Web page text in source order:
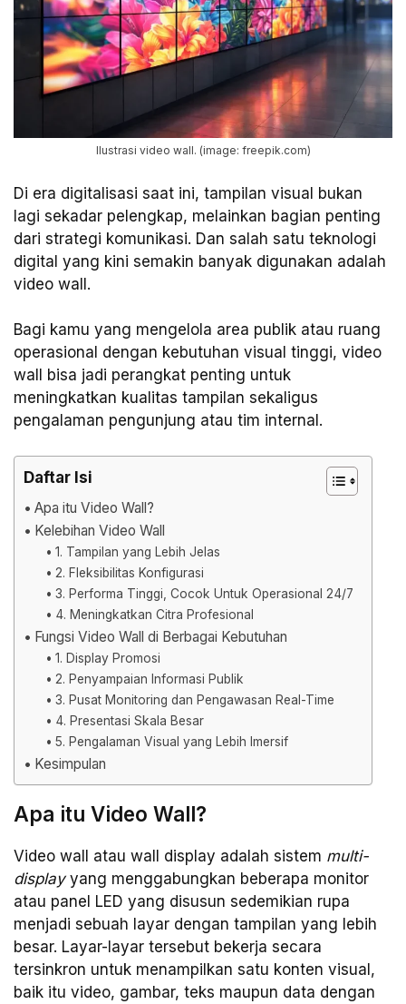
Ilustrasi video wall. (image: freepik.com)
Di era digitalisasi saat ini, tampilan visual bukan
lagi sekadar pelengkap, melainkan bagian penting
dari strategi komunikasi. Dan salah satu teknologi
digital yang kini semakin banyak digunakan adalah
video wall.
Bagi kamu yang mengelola area publik atau ruang
operasional dengan kebutuhan visual tinggi, video
wall bisa jadi perangkat penting untuk
meningkatkan kualitas tampilan sekaligus
pengalaman pengunjung atau tim internal.
Daftar Isi
Apa itu Video Wall?
Kelebihan Video Wall
1. Tampilan yang Lebih Jelas
2. Fleksibilitas Konfigurasi
3. Performa Tinggi, Cocok Untuk Operasional 24/7
4. Meningkatkan Citra Profesional
Fungsi Video Wall di Berbagai Kebutuhan
1. Display Promosi
2. Penyampaian Informasi Publik
3. Pusat Monitoring dan Pengawasan Real-Time
4. Presentasi Skala Besar
5. Pengalaman Visual yang Lebih Imersif
Kesimpulan
Apa itu Video Wall?
Video wall atau wall display adalah sistem multi-
displayyang menggabungkan beberapa monitor
atau panel LED yang disusun sedemikian rupa
menjadi sebuah layar dengan tampilan yang lebih
besar. Layar-layar tersebut bekerja secara
tersinkron untuk menampilkan satu konten visual,
baik itu video, gambar, teks maupun data dengan